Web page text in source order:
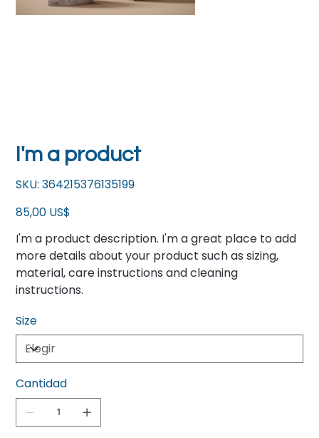
I'm a product
SKU:
SKU
364215376135199
364215376135199
Precio
85,00 US$
I'm a product description. I'm a great place to add
more details about your product such as sizing,
material, care instructions and cleaning
instructions.
Size
Cantidad